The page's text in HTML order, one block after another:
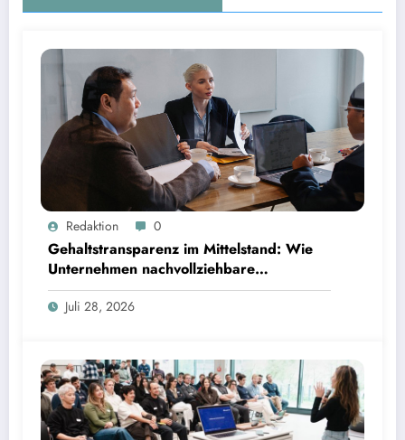
Gehaltstransparenz im Mittelstand: Wie Unternehmen nachvollziehbare Vergütungsmodelle
schaffenRedaktion 0
Gehaltstransparenz im Mittelstand: Wie
Unternehmen nachvollziehbare
Vergütungsmodelle schaffen
Juli 28, 2026